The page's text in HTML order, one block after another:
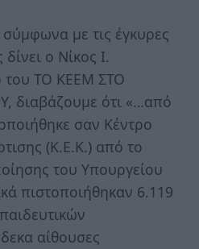
με τις έγκυρες
ο Νίκος Ι.
του ΤΟ ΚΕΕΜ ΣΤΟ
διαβάζουμε ότι «…από
σαν Κέντρο
(Κ.Ε.Κ.) από το
του Υπουργείου
πιστοποιήθηκαν 6.119
αίθουσες